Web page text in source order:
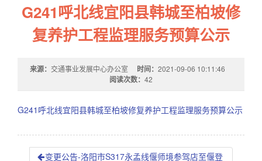
G241呼北线宜阳县韩城至柏坡修
复养护工程监理服务预算公示
来源： 交通事业发展中心办公室 时间： 2021-09-06 10:11:46
阅读次数： 42
G241呼北线宜阳县韩城至柏坡修复养护工程监理服务预算公示
变更公告-洛阳市S317永孟线偃师境参驾店至偃登